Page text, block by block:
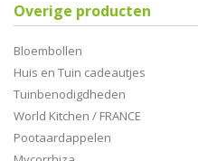
Overige producten
Bloembollen
Huis en Tuin cadeautjes
Tuinbenodigdheden
World Kitchen / FRANCE
Pootaardappelen